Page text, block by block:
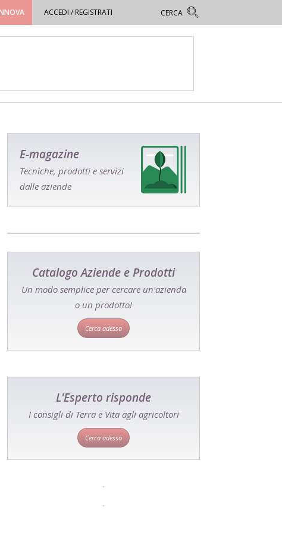
ACCEDI / REGISTRATI
E-magazine
Tecniche, prodotti e servizi
dalle aziende
Catalogo Aziende e Prodotti
Un modo semplice per cercare un'azienda
o un prodotto!
Cerca adesso
L'Esperto risponde
I consigli di Terra e Vita agli agricoltori
Cerca adesso